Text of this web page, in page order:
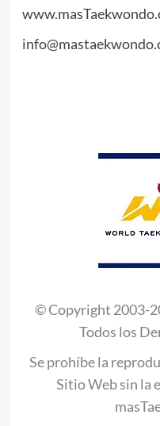
© Copyright 2003-
Todos los
Se prohíbe la
Sitio Web sin la